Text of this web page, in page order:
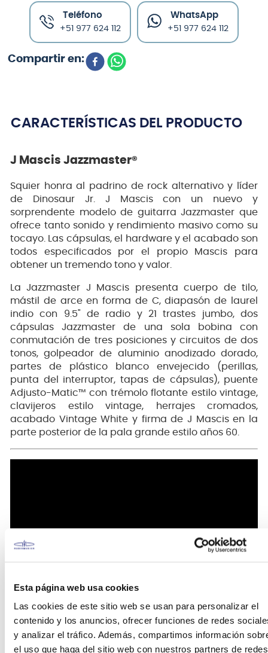
Esta página web usa cookies
Las cookies de este sitio web se usan para personalizar el
contenido y los anuncios, ofrecer funciones de redes
y analizar el tráfico. Además, compartimos información
el uso que haga del sitio web con nuestros partners de redes
Teléfono
+51 977 624 112
WhatsApp
+51 977 624 112
CARACTERÍSTICAS DEL PRODUCTO
J Mascis Jazzmaster®
Squier honra al padrino de rock alternativo y líder
de Dinosaur Jr. J Mascis con un nuevo y
sorprendente modelo de guitarra Jazzmaster que
ofrece tanto sonido y rendimiento masivo como su
tocayo. Las cápsulas, el hardware y el acabado son
todos especificados por el propio Mascis para
obtener un tremendo tono y valor.
La Jazzmaster J Mascis presenta cuerpo de tilo,
mástil de arce en forma de C, diapasón de laurel
indio con 9.5" de radio y 21 trastes jumbo, dos
cápsulas Jazzmaster de una sola bobina con
conmutación de tres posiciones y circuitos de dos
tonos, golpeador de aluminio anodizado dorado,
partes de plástico blanco envejecido (perillas,
punta del interruptor, tapas de cápsulas), puente
Adjusto-Matic™ con trémolo flotante estilo vintage,
clavijeros estilo vintage, herrajes cromados,
acabado Vintage White y firma de J Mascis en la
parte posterior de la pala grande estilo años 60.